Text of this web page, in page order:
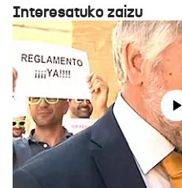
Interesatuko zaizu